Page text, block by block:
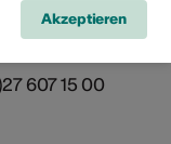
- Brig
30
607 15 00
Akzeptieren